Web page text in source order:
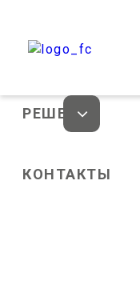
РЕШЕНИЯ
КОНТАКТЫ